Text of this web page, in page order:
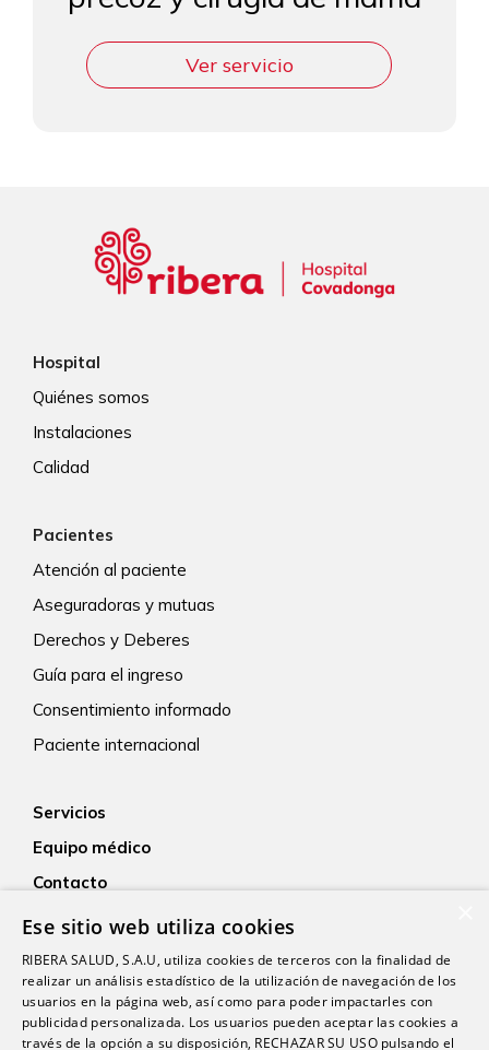
Ver servicio
Hospital
Quiénes somos
Instalaciones
Calidad
Pacientes
Atención al paciente
Aseguradoras y mutuas
Derechos y Deberes
Guía para el ingreso
Consentimiento informado
Paciente internacional
Servicios
Equipo médico
Contacto
Empleo
Actualidad
Ese sitio web utiliza cookies
RIBERA SALUD, S.A.U, utiliza cookies de terceros con la finalidad de
realizar un análisis estadístico de la utilización de navegación de los
usuarios en la página web, así como para poder impactarles con
publicidad personalizada. Los usuarios pueden aceptar las cookies a
través de la opción a su disposición, RECHAZAR SU USO pulsando el